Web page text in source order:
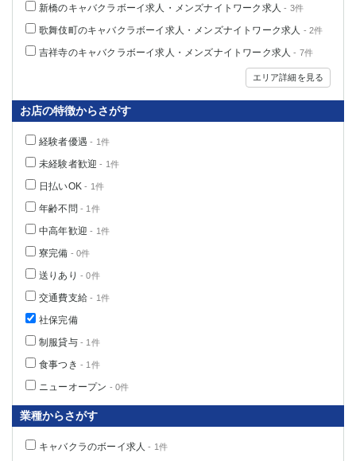
新橋のキャバクラボーイ求人・メンズナイトワーク求人 - 3件
歌舞伎町のキャバクラボーイ求人・メンズナイトワーク求人 - 2件
吉祥寺のキャバクラボーイ求人・メンズナイトワーク求人 - 7件
エリア詳細を見る
お店の特徴からさがす
経験者優遇 - 1件
未経験者歓迎 - 1件
日払いOK - 1件
年齢不問 - 1件
中高年歓迎 - 1件
寮完備 - 0件
送りあり - 0件
交通費支給 - 1件
社保完備
制服貸与- 1件
食事つき - 1件
ニューオープン - 0件
業種からさがす
キャバクラのボーイ求人 - 1件
元住吉
茅ヶ崎
戸塚
たまプラーザ
大船
相模原
大宮
志木
獨協大学前＜草加松原＞
春日部
蕨
千葉県
船橋
成田
西船橋
柏（西口）
木更津
柏（東口）
下総中山
茂原
松戸